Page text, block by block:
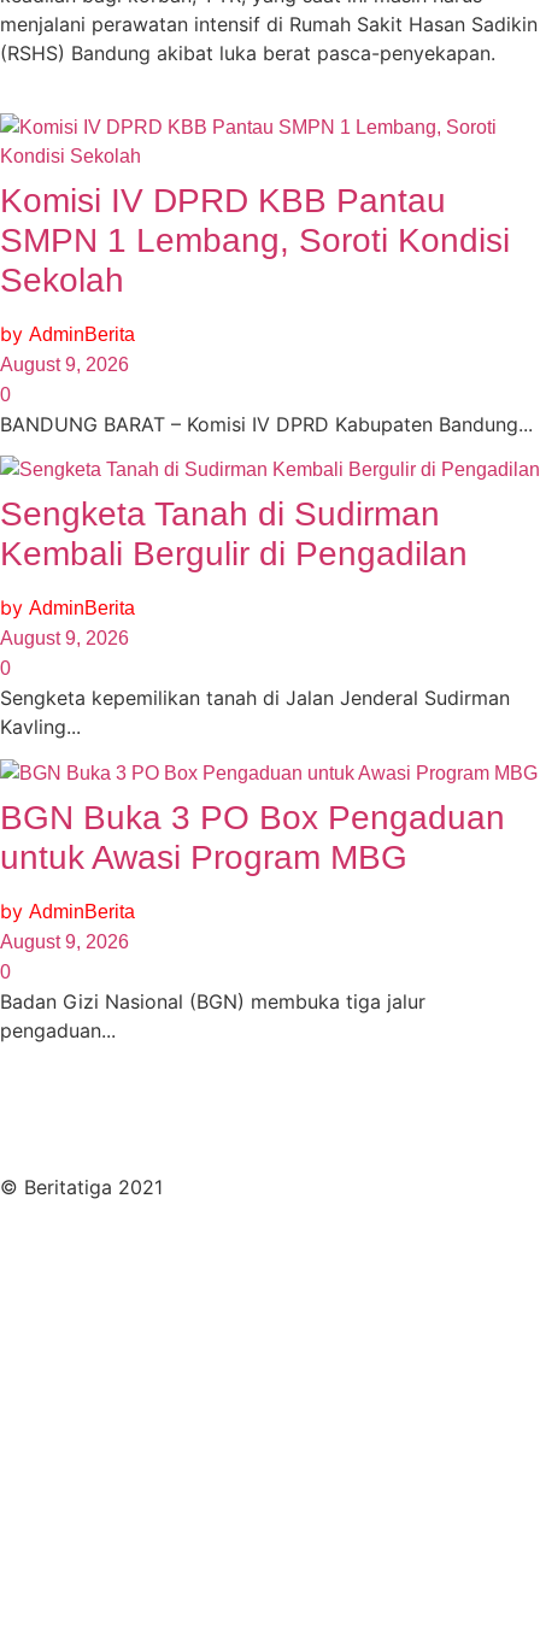
menjalani perawatan intensif di Rumah Sakit Hasan Sadikin
(RSHS) Bandung akibat luka berat pasca-penyekapan.
Komisi IV DPRD KBB Pantau
SMPN 1 Lembang, Soroti Kondisi
Sekolah
by AdminBerita
August 9, 2026
0
BANDUNG BARAT – Komisi IV DPRD Kabupaten Bandung...
Sengketa Tanah di Sudirman
Kembali Bergulir di Pengadilan
by AdminBerita
August 9, 2026
0
Sengketa kepemilikan tanah di Jalan Jenderal Sudirman
Kavling...
BGN Buka 3 PO Box Pengaduan
untuk Awasi Program MBG
by AdminBerita
August 9, 2026
0
Badan Gizi Nasional (BGN) membuka tiga jalur
pengaduan...
© Beritatiga 2021